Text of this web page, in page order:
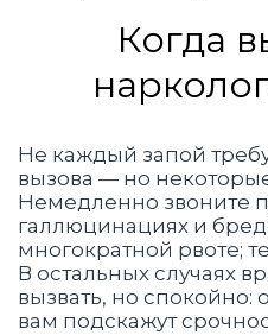
Когда
Не каждый запой
вызова — но
Немедленно звоните
галлюцинациях и
многократной рвоте;
В остальных случаях
вызвать, но
вам подскажут